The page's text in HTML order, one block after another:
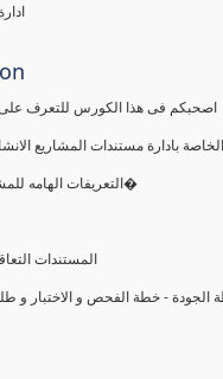
التعريفات الهامه للمشروع و العوامل البيئية المحي�
- خطة الفحص و الاختبار و